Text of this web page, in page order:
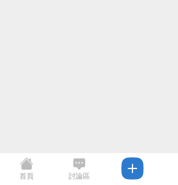
首頁 討論區